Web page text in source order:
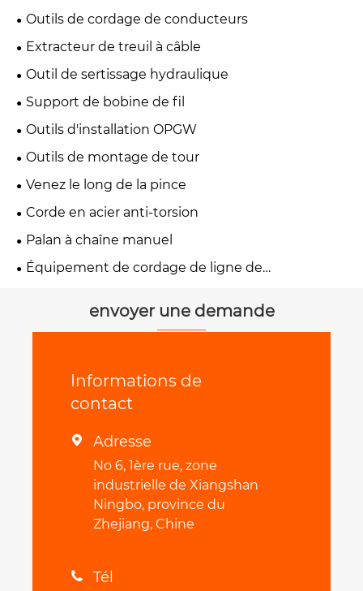
Outils de cordage de conducteurs
Extracteur de treuil à câble
Outil de sertissage hydraulique
Support de bobine de fil
Outils d'installation OPGW
Outils de montage de tour
Venez le long de la pince
Corde en acier anti-torsion
Palan à chaîne manuel
Équipement de cordage de ligne de
envoyer une demande
Informations de
contact
 Adresse
No 6, 1ère rue, zone
industrielle de Xiangshan
Ningbo, province du
Zhejiang, Chine
 Tél